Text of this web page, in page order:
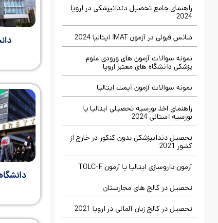
راهنمای جامع تحصیل دندانپزشکی در اروپا
2024
شانس قبولی در آزمون IMAT ایتالیا 2024
نمونه سوالات آزمون های ورودی علوم
پزشکی دانشگاه های معتبر اروپا
نمونه سوالات آزمون آیمت ایتالیا
راهنمای اخذ بورسیه تحصیلی ایتالیا یا
بورسیه استانی 2024
تحصیل دندانپزشکی بدون کنکور در خارج از
کشور 2021
آزمون داروسازی ایتالیا یا آزمون TOLC-F
تحصیل در کالج های مجارستان
تحصیل در کالج زبان آلمانی در اروپا 2021